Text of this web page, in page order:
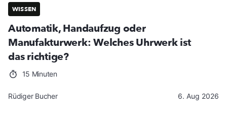
WISSEN
Automatik, Handaufzug oder
Manufakturwerk: Welches Uhrwerk ist
das richtige?
15 Minuten
Rüdiger Bucher 6. Aug 2026